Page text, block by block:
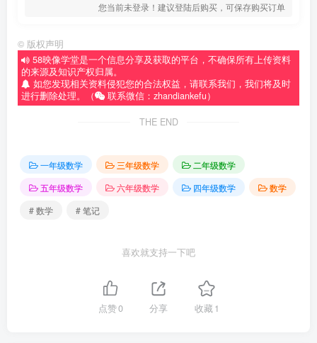
您当前未登录！建议登陆后购买，可保存购买订单
© 版权声明
58映像学堂是一个信息分享及获取的平台，不确保所有上传资料
的来源及知识产权归属。
如您发现相关资料侵犯您的合法权益，请联系我们，我们将及时
进行删除处理。（
联系微信：zhandiankefu）
THE END
一年级数学 三年级数学
二年级数学
五年级数学
六年级数学 四年级数学
数学
# 数学
# 笔记
喜欢就支持一下吧
点赞0 分享 收藏1